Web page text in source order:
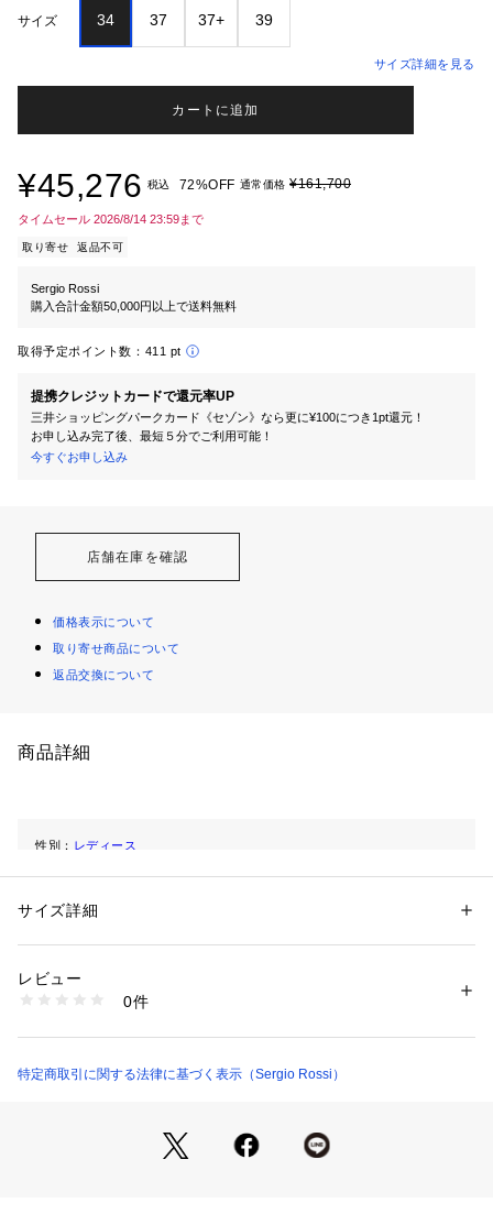
サイズ 34 37 37+ 39
サイズ詳細を見る
カートに追加
¥45,276 税込 72%OFF 通常価格 ¥161,700
タイムセール 2026/8/14 23:59まで
取り寄せ 返品不可
Sergio Rossi
購入合計金額50,000円以上で送料無料
取得予定ポイント数： 411 pt
提携クレジットカードで還元率UP
三井ショッピングパークカード《セゾン》なら更に¥100につき1pt還元！
お申し込み完了後、最短５分でご利用可能！
今すぐお申し込み
店舗在庫を確認
価格表示について
取り寄せ商品について
返品交換について
商品詳細
性別： レディース
素材：絹100％
商品番号：
サイズ詳細
レビュー
0件
特定商取引に関する法律に基づく表示（Sergio Rossi）